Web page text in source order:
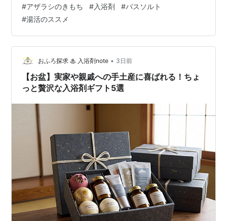
ト。 それではその黒色バスソルトをザラザラと湯船に投
入。 投入すると、速やかに黒色のバスソルトは赤紫の靄
に変わっていきます。 一旦風呂蓋を閉じて、バスソルト
が湯に馴染むのを待つ間、入浴前の沐浴へ。全身お清め
を済ませ、風呂蓋を開けてみるとまるでファンタグレー
プのお風呂w そ…
#アザラシのきもち #入浴剤 #バスソルト
#湯活のススメ
おふろ探求 ♨ 入浴剤note • 3日前
【お盆】実家や親戚への手土産に喜ばれる！ちょ
っと贅沢な入浴剤ギフト5選